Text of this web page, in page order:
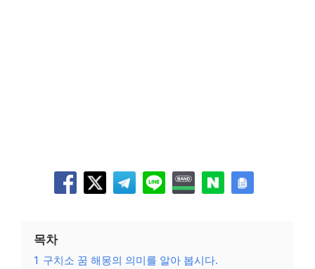
목차
1 구치소 꿈 해몽의 의미를 알아 봅시다.